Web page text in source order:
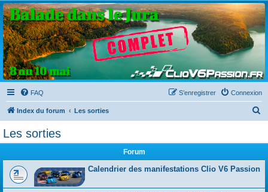
Clio V6 Passion
Le site français des passionnés de Clio V6
FAQ Connexion
S’enregistrer
Index du forum Les sorties
Les sorties
Forum
Calendrier des manifestations Clio V6 Passion